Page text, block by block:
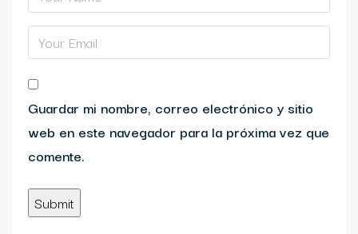
Guardar mi nombre, correo electrónico y sitio
web en este navegador para la próxima vez que
comente.